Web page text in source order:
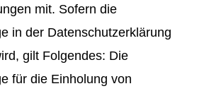
mit. Sofern die
in der Datenschutzerklärung
gilt Folgendes: Die
für die Einholung von